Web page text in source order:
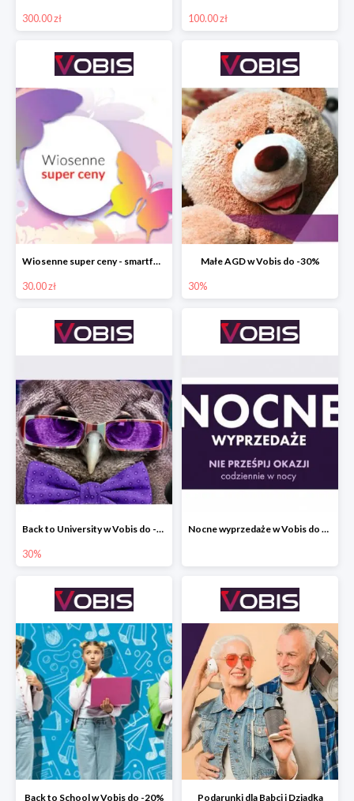
300.00 zł 100.00 zł
Wiosenne super ceny - smartfony TCL w Vobis do -30 zł
30.00 zł
Małe AGD w Vobis do -30%
30%
Back to University w Vobis do -30%
30%
Nocne wyprzedaże w Vobis do -40% - codziennie od 19:00 do 6:00
Back to School w Vobis do -20% Podarunki dla Babci i Dziadka